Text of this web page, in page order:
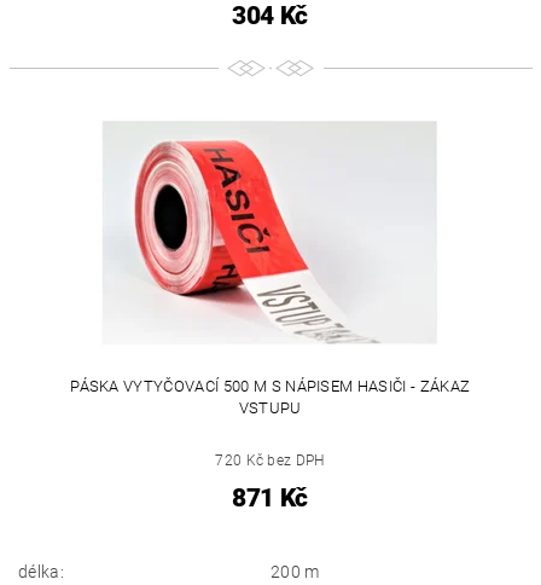
304 Kč
PÁSKA VYTYČOVACÍ 500 M S NÁPISEM HASIČI - ZÁKAZ
VSTUPU
720 Kč bez DPH
871 Kč
délka: 200 m